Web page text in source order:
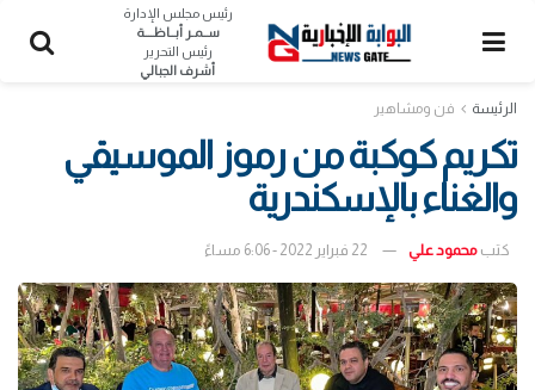
رئيس مجلس الإدارة
ســمـر أبــاظــــة
رئيس التحرير
أشرف الجبالي
الرئيسة فن ومشاهير
تكريم كوكبة من رموز الموسيقي
والغناء بالإسكندرية
كتب محمود علي 22 فبراير 2022 - 6:06 مساءً